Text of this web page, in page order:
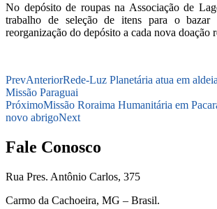
No depósito de roupas na Associação de
trabalho de seleção de itens para o
reorganização do depósito a cada nova doação
PrevAnteriorRede-Luz Planetária atua em
Missão Paraguai
PróximoMissão Roraima Humanitária em
novo abrigoNext
Fale Conosco
Rua Pres. Antônio Carlos, 375
Carmo da Cachoeira, MG – Brasil.